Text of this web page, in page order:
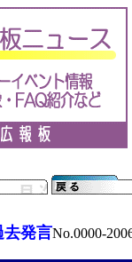
去発言No.0000-